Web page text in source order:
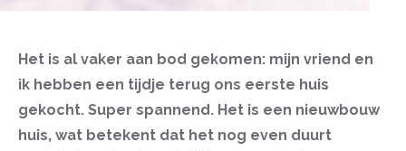
Het is al vaker aan bod gekomen: mijn vriend en
ik hebben een tijdje terug ons eerste huis
gekocht. Super spannend. Het is een nieuwbouw
huis, wat betekent dat het nog even duurt